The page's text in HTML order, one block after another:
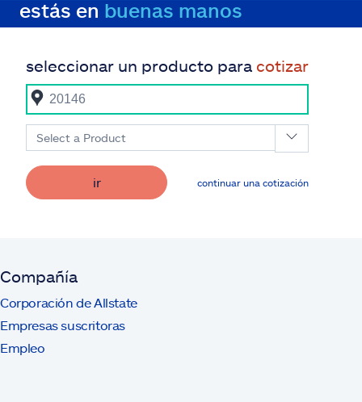
estás en buenas manos
seleccionar un producto para cotizar
Select a Product
ir continuar una cotización
Compañía
Corporación de Allstate
Empresas suscritoras
Empleo